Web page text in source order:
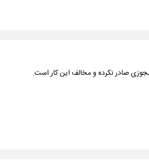
صادر نکرده و مخالف این کار است.